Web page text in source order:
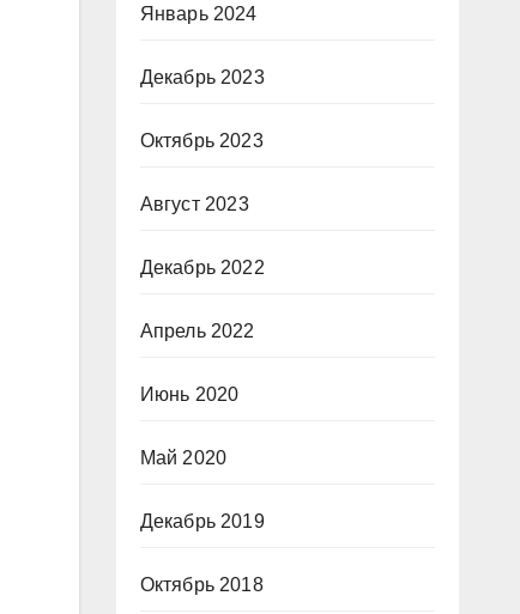
Январь 2024
Декабрь 2023
Октябрь 2023
Август 2023
Декабрь 2022
Апрель 2022
Июнь 2020
Май 2020
Декабрь 2019
Октябрь 2018